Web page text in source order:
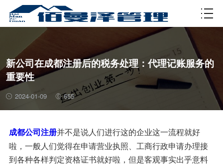
资质许可
新公司在成都注册后的税务处理：代理记账服务的
重要性
2024-01-09 655
成都公司注册并不是说人们进行这的企业这一流程就好
啦，一般人们觉得在申请营业执照、工商行政申请办理接
到各种各样判定资格证书就好啦，但是客观事实出乎意料